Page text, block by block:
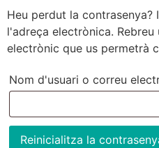
Heu perdut la
l'adreça electrònica.
electrònic que us permetrà
Nom d'usuari o correu
Reinicialitza la